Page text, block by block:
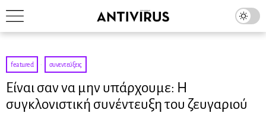
featured · συνεντεύξεις
Είναι σαν να μην υπάρχουμε: Η
συγκλονιστική συνέντευξη του ζευγαριού